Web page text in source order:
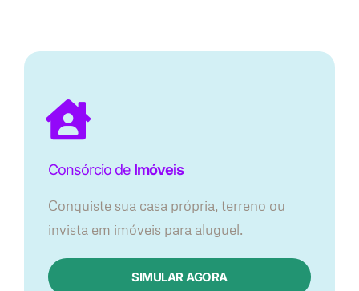
Consórcio de Imóveis
Conquiste sua casa própria, terreno ou
invista em imóveis para aluguel.
SIMULAR AGORA​